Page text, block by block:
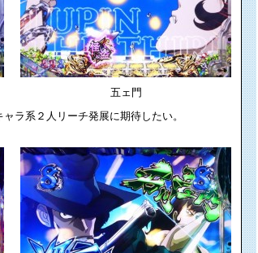
五ェ門
ラ系２人リーチ発展に期待したい。